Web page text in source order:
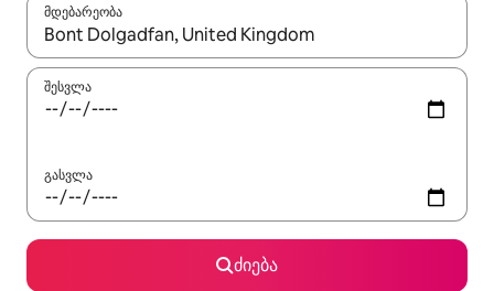
მდებარეობა
როცა შედეგები ხელმისაწვდომი გახდება, ნავიგაციისთვის
შესვლა
გასვლა
ძიება